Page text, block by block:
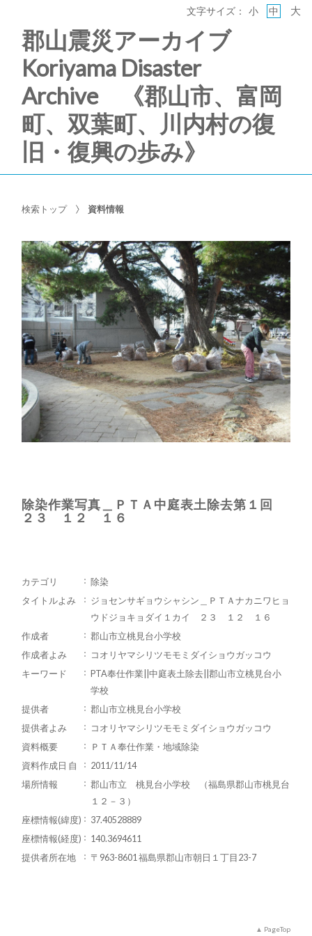
郡山震災アーカイブ
Koriyama Disaster
Archive 《郡山市、富岡
町、双葉町、川内村の復
旧・復興の歩み》
文字サイズ： 小 中 大
検索トップ 資料情報
除染作業写真＿ＰＴＡ中庭表土除去第１回
２３ １２ １６
カテゴリ
除染
タイトルよみ
ジョセンサギョウシャシン＿ＰＴＡナカニワヒョ
ウドジョキョダイ１カイ ２３ １２ １６
作成者
郡山市立桃見台小学校
作成者よみ
コオリヤマシリツモモミダイショウガッコウ
キーワード
PTA奉仕作業||中庭表土除去||郡山市立桃見台小
学校
提供者
郡山市立桃見台小学校
提供者よみ
コオリヤマシリツモモミダイショウガッコウ
資料概要
ＰＴＡ奉仕作業・地域除染
資料作成日 自
2011/11/14
場所情報
郡山市立 桃見台小学校 （福島県郡山市桃見台
１２－３）
座標情報(緯度)
37.40528889
座標情報(経度)
140.3694611
提供者所在地
〒963-8601 福島県郡山市朝日１丁目23-7
PageTop